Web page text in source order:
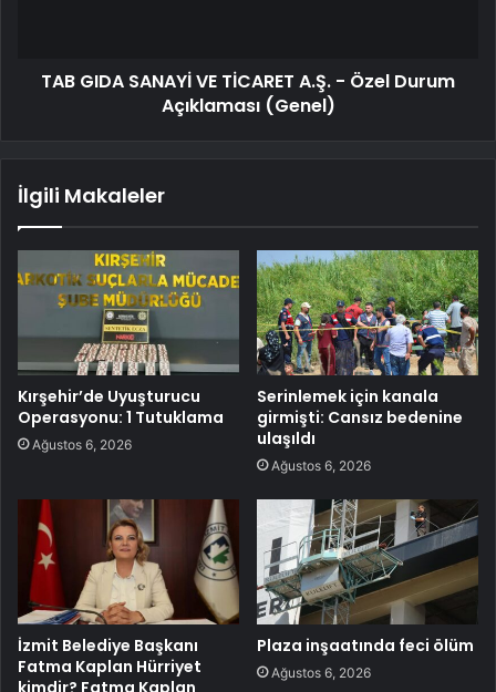
TAB GIDA SANAYİ VE TİCARET A.Ş. - Özel Durum
Açıklaması (Genel)
İlgili Makaleler
Kırşehir’de Uyuşturucu
Operasyonu: 1 Tutuklama
Ağustos 6, 2026
Serinlemek için kanala
girmişti: Cansız bedenine
ulaşıldı
Ağustos 6, 2026
İzmit Belediye Başkanı
Fatma Kaplan Hürriyet
kimdir? Fatma Kaplan
Plaza inşaatında feci ölüm
Ağustos 6, 2026